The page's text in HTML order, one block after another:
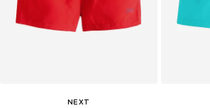
NEXT